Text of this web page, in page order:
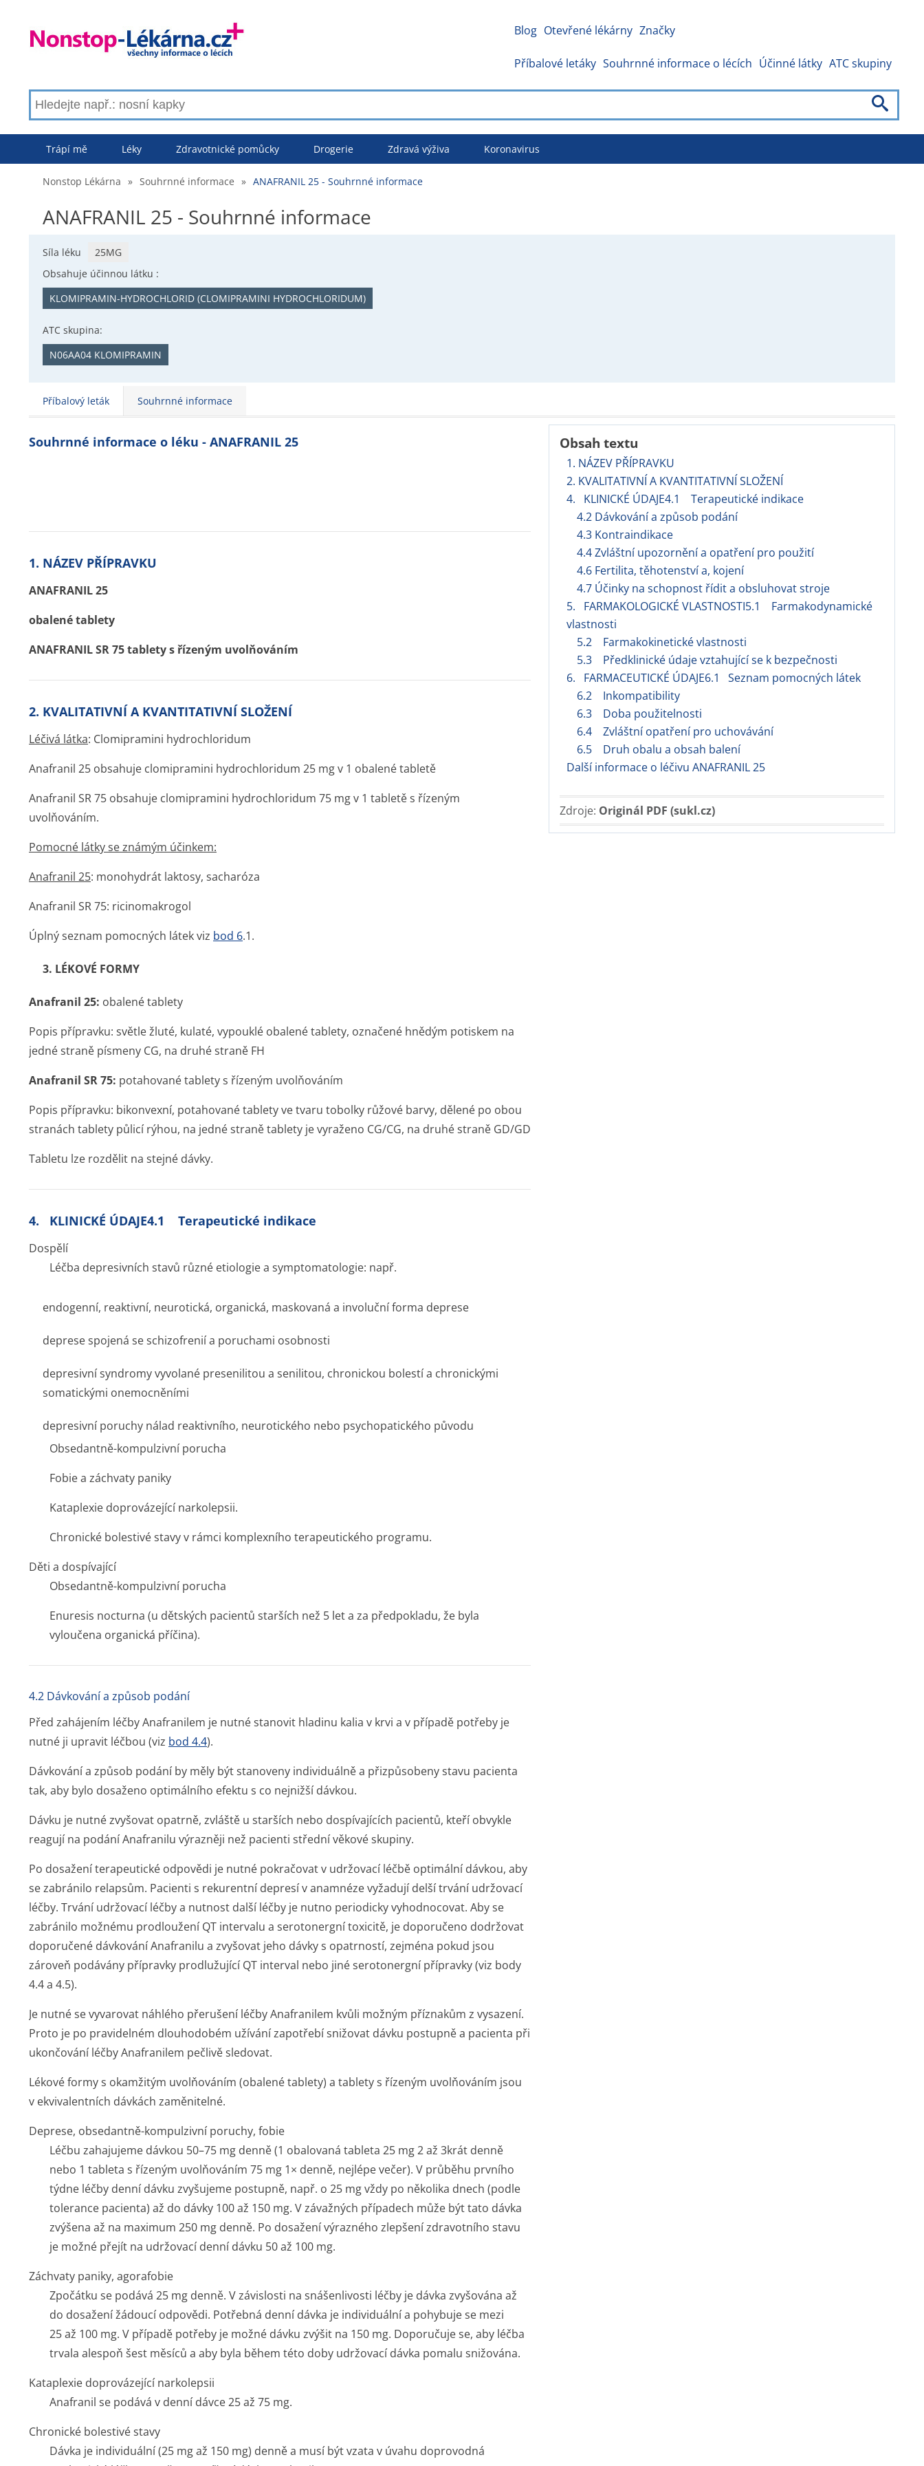
Blog Otevřené lékárny Značky
Příbalové letáky Souhrnné informace o lécích Účinné látky ATC skupiny
Trápí mě Léky Zdravotnické pomůcky Drogerie Zdravá výživa Koronavirus
Nonstop Lékárna » Souhrnné informace » ANAFRANIL 25 - Souhrnné informace
ANAFRANIL 25 - Souhrnné informace
Síla léku
25MG
Obsahuje účinnou látku :
KLOMIPRAMIN-HYDROCHLORID (CLOMIPRAMINI HYDROCHLORIDUM)
ATC skupina:
N06AA04 KLOMIPRAMIN
Příbalový leták Souhrnné informace
Obsah textu
1. NÁZEV PŘÍPRAVKU
2. KVALITATIVNÍ A KVANTITATIVNÍ SLOŽENÍ
4. KLINICKÉ ÚDAJE4.1 Terapeutické indikace
4.2 Dávkování a způsob podání
4.3 Kontraindikace
4.4 Zvláštní upozornění a opatření pro použití
4.6 Fertilita, těhotenství a, kojení
4.7 Účinky na schopnost řídit a obsluhovat stroje
5. FARMAKOLOGICKÉ VLASTNOSTI5.1 Farmakodynamické
vlastnosti
5.2 Farmakokinetické vlastnosti
5.3 Předklinické údaje vztahující se k bezpečnosti
6. FARMACEUTICKÉ ÚDAJE6.1 Seznam pomocných látek
6.2 Inkompatibility
6.3 Doba použitelnosti
6.4 Zvláštní opatření pro uchovávání
6.5 Druh obalu a obsah balení
Další informace o léčivu ANAFRANIL 25
Zdroje: Originál PDF (sukl.cz)
Souhrnné informace o léku - ANAFRANIL 25
1. NÁZEV PŘÍPRAVKU
ANAFRANIL 25
obalené tablety
ANAFRANIL SR 75 tablety s řízeným uvolňováním
2. KVALITATIVNÍ A KVANTITATIVNÍ SLOŽENÍ
Léčivá látka: Clomipramini hydrochloridum
Anafranil 25 obsahuje clomipramini hydrochloridum 25 mg v 1 obalené tabletě
Anafranil SR 75 obsahuje clomipramini hydrochloridum 75 mg v 1 tabletě s řízeným
uvolňováním.
Pomocné látky se známým účinkem:
Anafranil 25: monohydrát laktosy, sacharóza
Anafranil SR 75: ricinomakrogol
Úplný seznam pomocných látek viz bod 6.1.
3. LÉKOVÉ FORMY
Anafranil 25: obalené tablety
Popis přípravku: světle žluté, kulaté, vypouklé obalené tablety, označené hnědým potiskem na
jedné straně písmeny CG, na druhé straně FH
Anafranil SR 75: potahované tablety s řízeným uvolňováním
Popis přípravku: bikonvexní, potahované tablety ve tvaru tobolky růžové barvy, dělené po obou
stranách tablety půlicí rýhou, na jedné straně tablety je vyraženo CG/CG, na druhé straně GD/GD
Tabletu lze rozdělit na stejné dávky.
4. KLINICKÉ ÚDAJE4.1 Terapeutické indikace
Dospělí
Léčba depresivních stavů různé etiologie a symptomatologi­e: např.
endogenní, reaktivní, neurotická, organická, maskovaná a involuční forma deprese
deprese spojená se schizofrenií a poruchami osobnosti
depresivní syndromy vyvolané presenilitou a senilitou, chronickou bolestí a chronickými
somatickými onemocněními
depresivní poruchy nálad reaktivního, neurotického nebo psychopatické­ho původu
Obsedantně-kompulzivní porucha
Fobie a záchvaty paniky
Kataplexie doprovázející narkolepsii.
Chronické bolestivé stavy v rámci komplexního terapeutického programu.
Děti a dospívající
Obsedantně-kompulzivní porucha
Enuresis nocturna (u dětských pacientů starších než 5 let a za předpokladu, že byla
vyloučena organická příčina).
4.2 Dávkování a způsob podání
Před zahájením léčby Anafranilem je nutné stanovit hladinu kalia v krvi a v případě potřeby je
nutné ji upravit léčbou (viz bod 4.4).
Dávkování a způsob podání by měly být stanoveny individuálně a přizpůsobeny stavu pacienta
tak, aby bylo dosaženo optimálního efektu s co nejnižší dávkou.
Dávku je nutné zvyšovat opatrně, zvláště u starších nebo dospívajících pacientů, kteří obvykle
reagují na podání Anafranilu výrazněji než pacienti střední věkové skupiny.
Po dosažení terapeutické odpovědi je nutné pokračovat v udržovací léčbě optimální dávkou, aby
se zabránilo relapsům. Pacienti s rekurentní depresí v anamnéze vyžadují delší trvání udržovací
léčby. Trvání udržovací léčby a nutnost další léčby je nutno periodicky vyhodnocovat. Aby se
zabránilo možnému prodloužení QT intervalu a serotonergní toxicitě, je doporučeno dodržovat
doporučené dávkování Anafranilu a zvyšovat jeho dávky s opatrností, zejména pokud jsou
zároveň podávány přípravky prodlužující QT interval nebo jiné serotonergní přípravky (viz body
4.4 a 4.5).
Je nutné se vyvarovat náhlého přerušení léčby Anafranilem kvůli možným příznakům z vysazení.
Proto je po pravidelném dlouhodobém užívání zapotřebí snižovat dávku postupně a pacienta při
ukončování léčby Anafranilem pečlivě sledovat.
Lékové formy s okamžitým uvolňováním (obalené tablety) a tablety s řízeným uvolňováním jsou
v ekvivalentních dávkách zaměnitelné.
Deprese, obsedantně-kompulzivní poruchy, fobie
Léčbu zahajujeme dávkou 50–75 mg denně (1 obalovaná tableta 25 mg 2 až 3krát denně
nebo 1 tableta s řízeným uvolňováním 75 mg 1× denně, nejlépe večer). V průběhu prvního
týdne léčby denní dávku zvyšujeme postupně, např. o 25 mg vždy po několika dnech (podle
tolerance pacienta) až do dávky 100 až 150 mg. V závažných případech může být tato dávka
zvýšena až na maximum 250 mg denně. Po dosažení výrazného zlepšení zdravotního stavu
je možné přejít na udržovací denní dávku 50 až 100 mg.
Záchvaty paniky, agorafobie
Zpočátku se podává 25 mg denně. V závislosti na snášenlivosti léčby je dávka zvyšována až
do dosažení žádoucí odpovědi. Potřebná denní dávka je individuální a pohybuje se mezi
25 až 100 mg. V případě potřeby je možné dávku zvýšit na 150 mg. Doporučuje se, aby léčba
trvala alespoň šest měsíců a aby byla během této doby udržovací dávka pomalu snižována.
Kataplexie doprovázející narkolepsii
Anafranil se podává v denní dávce 25 až 75 mg.
Chronické bolestivé stavy
Dávka je individuální (25 mg až 150 mg) denně a musí být vzata v úvahu doprovodná